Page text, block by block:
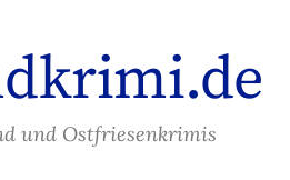
und Ostfriesenkrimis